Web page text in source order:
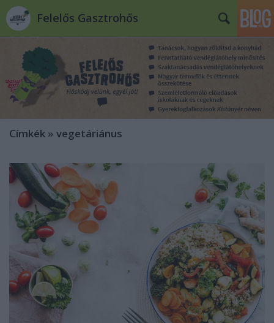
Felelős Gasztrohős
Címkék » vegetáriánus